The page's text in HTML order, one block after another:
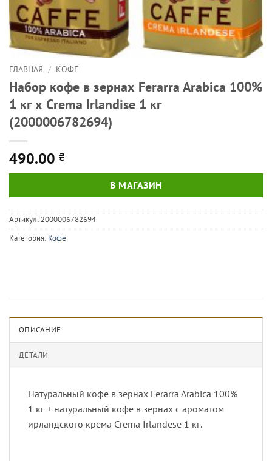
ГЛАВНАЯ / КОФЕ
Набор кофе в зернах Ferarra Arabica 100%
1 кг х Crema Irlandise 1 кг
(2000006782694)
490.00 ₴
В МАГАЗИН
Артикул: 2000006782694
Категория: Кофе
ОПИСАНИЕ
ДЕТАЛИ
Натуральный кофе в зернах Ferarra Arabica 100%
1 кг + натуральный кофе в зернах с ароматом
ирландского крема Crema Irlandese 1 кг.